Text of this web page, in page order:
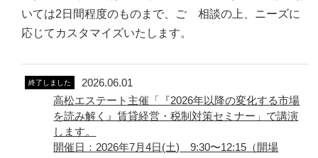
いては2日間程度のものまで、ご゙相談の上、ニーズに
応じてカスタマイズいたします。
終了しました
2026.06.01
高松エステート主催「『2026年以降の変化する市場
を読み解く』賃貸経営・税制対策セミナー」で講演
します。
開催日：2026年7月4日(土) 9:30〜12:15（開場